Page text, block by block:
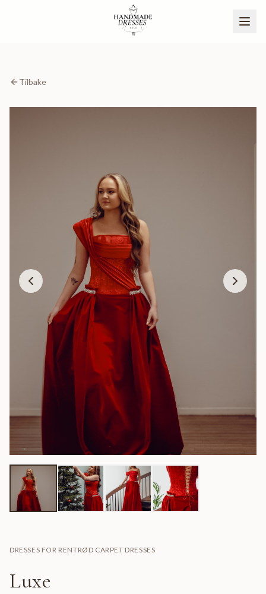
Tilbake
DRESSES FOR RENTRØD CARPET DRESSES
Luxe